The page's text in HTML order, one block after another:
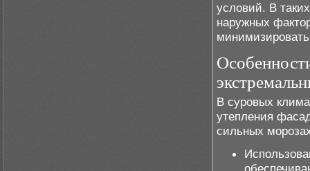
условий. В
наружных
В суровых
утепления
сильных